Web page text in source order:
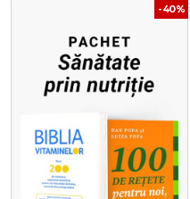
-40%